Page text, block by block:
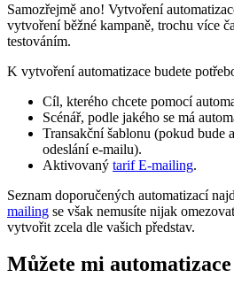
Samozřejmě ano! Vytvoření
vytvoření běžné kampaně, trochu více
testováním.
K vytvoření automatizace budete
Cíl, kterého chcete pomocí
Scénář, podle jakého se má
Transakční šablonu (pokud bude
odeslání e-mailu).
Aktivovaný tarif E-mailing.
Seznam doporučených automatizací
mailing se však nemusíte nijak
vytvořit zcela dle vašich představ.
Můžete mi